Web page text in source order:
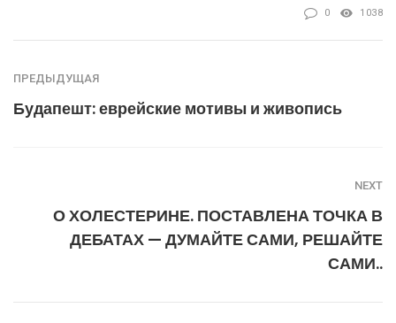
0 1038
ПРЕДЫДУЩАЯ
Будапешт: еврейские мотивы и живопись
NEXT
О ХОЛЕСТЕРИНЕ. ПОСТАВЛЕНА ТОЧКА В
ДЕБАТАХ — ДУМАЙТЕ САМИ, РЕШАЙТЕ
САМИ..